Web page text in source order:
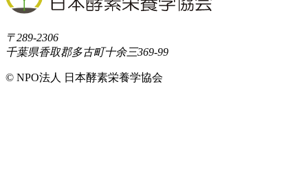
〒289-2306
千葉県香取郡多古町十余三369-99
© NPO法人 日本酵素栄養学協会